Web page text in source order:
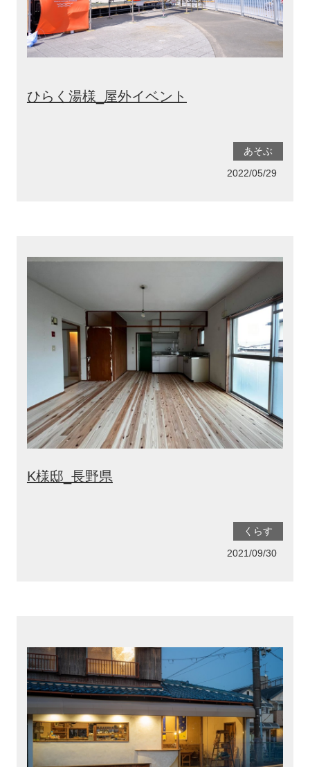
ひらく湯様_屋外イベント
あそぶ
2022/05/29
K様邸_長野県
くらす
2021/09/30